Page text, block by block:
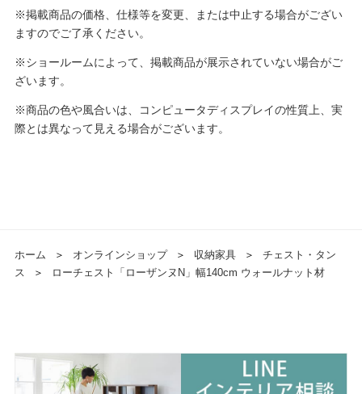
※掲載商品の価格、仕様等を変更、または中止する場合がござい
ますのでご了承ください。
※ショールームによって、掲載商品が展示されていない場合がご
ざいます。
※商品の色や風合いは、コンピュータディスプレイの性質上、実
際とは異なって見える場合がございます。
ホーム ＞ オンラインショップ ＞ 収納家具 ＞
チェスト・タン
ス
＞ ローチェスト「ローザンヌN」幅140cm ウォールナット材